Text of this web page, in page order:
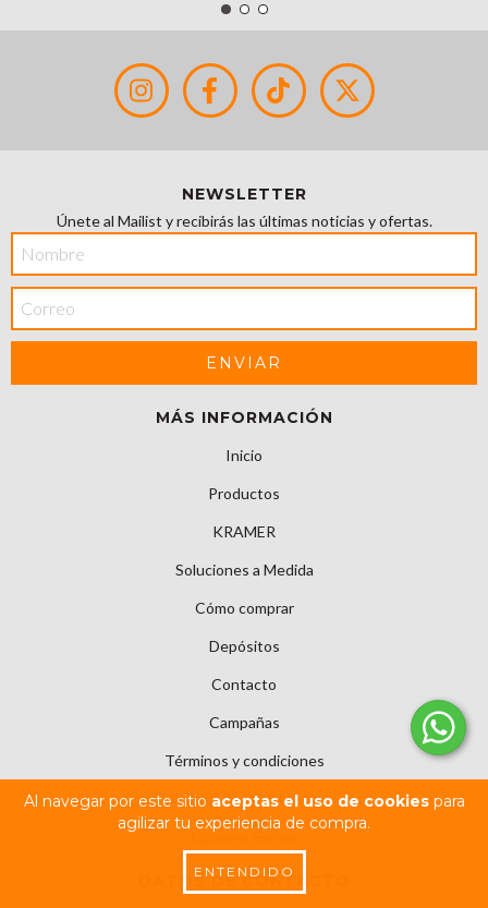
Al navegar por este sitio aceptas el uso de cookiespara
agilizar tu experiencia de compra.
ENTENDIDO
NEWSLETTER
Únete al Mailist y recibirás las últimas noticias y ofertas.
MÁS INFORMACIÓN
Inicio
Productos
KRAMER
Soluciones a Medida
Cómo comprar
Depósitos
Contacto
Campañas
Términos y condiciones
Política de Devolución
Quiénes Somos
DATOS DE CONTACTO